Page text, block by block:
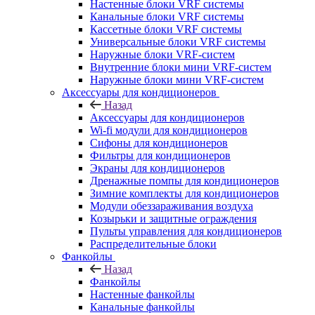
Настенные блоки VRF системы
Канальные блоки VRF системы
Кассетные блоки VRF системы
Универсальные блоки VRF системы
Наружные блоки VRF-систем
Внутренние блоки мини VRF-систем
Наружные блоки мини VRF-систем
Аксессуары для кондиционеров
Назад
Аксессуары для кондиционеров
Wi-fi модули для кондиционеров
Сифоны для кондиционеров
Фильтры для кондиционеров
Экраны для кондиционеров
Дренажные помпы для кондиционеров
Зимние комплекты для кондиционеров
Модули обеззараживания воздуха
Козырьки и защитные ограждения
Пульты управления для кондиционеров
Распределительные блоки
Фанкойлы
Назад
Фанкойлы
Настенные фанкойлы
Канальные фанкойлы